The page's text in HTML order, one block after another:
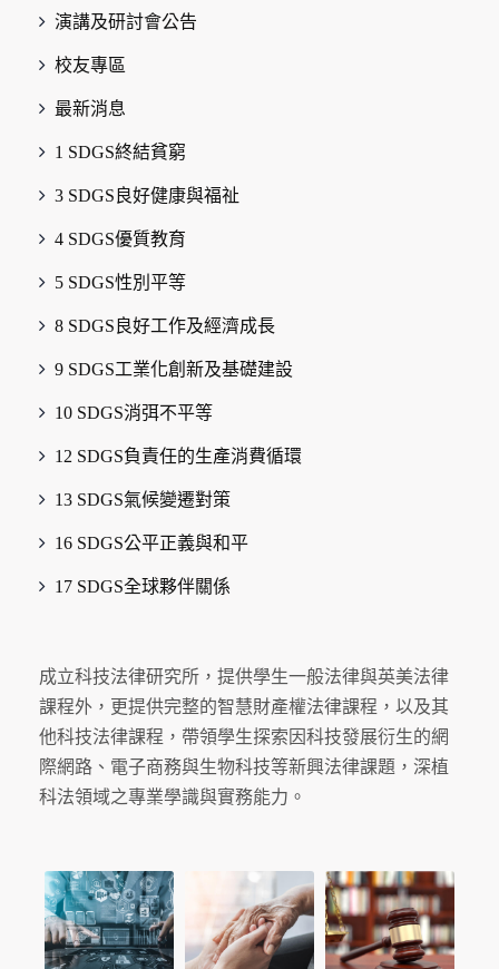
演講及研討會公告
校友專區
最新消息
1 SDGS終結貧窮
3 SDGS良好健康與福祉
4 SDGS優質教育
5 SDGS性別平等
8 SDGS良好工作及經濟成長
9 SDGS工業化創新及基礎建設
10 SDGS消弭不平等
12 SDGS負責任的生產消費循環
13 SDGS氣候變遷對策
16 SDGS公平正義與和平
17 SDGS全球夥伴關係
成立科技法律研究所，提供學生一般法律與英美法律
課程外，更提供完整的智慧財產權法律課程，以及其
他科技法律課程，帶領學生探索因科技發展衍生的網
際網路、電子商務與生物科技等新興法律課題，深植
科法領域之專業學識與實務能力。